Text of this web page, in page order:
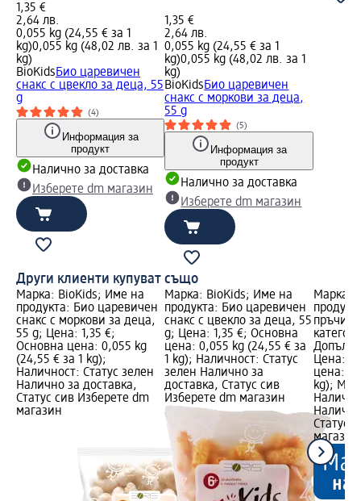
1,35 €
2,64 лв.
0,055 kg (24,55 € за 1
kg)0,055 kg (48,02 лв. за 1
kg)
BioKidsБио царевичен
снакс с цвекло за деца, 55
g
(4)
Информация за
продукт
Налично за доставка
Изберете dm магазин
1,35 €
2,64 лв.
0,055 kg (24,55 € за 1
kg)0,055 kg (48,02 лв. за 1
kg)
BioKidsБио царевичен
снакс с моркови за деца,
55 g
(5)
Информация за
продукт
Налично за доставка
Изберете dm магазин
Други клиенти купуват също
Марка: BioKids; Име на
продукта: Био царевичен
снакс с моркови за деца,
55 g; Цена: 1,35 €;
Основна цена: 0,055 kg
(24,55 € за 1 kg);
Наличност: Статус зелен
Налично за доставка,
Статус сив Изберете dm
магазин
Марка: BioKids; Име на
продукта: Био царевичен
снакс с цвекло за деца, 55
g; Цена: 1,35 €; Основна
цена: 0,055 kg (24,55 € за
1 kg); Наличност: Статус
зелен Налично за
доставка, Статус сив
Изберете dm магазин
Марка:
Цена:
цена:
kg);
Статус
магазин